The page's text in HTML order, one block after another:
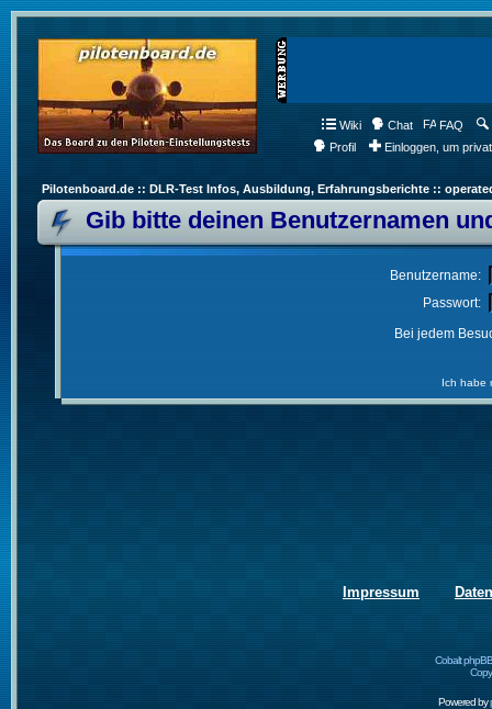
Wiki Chat FAQ
Profil
Einloggen, um
Pilotenboard.de :: DLR-Test Infos, Ausbildung, Erfahrungsberichte ::
Gib bitte deinen Benutzernamen
Benutzername:
Passwort:
Bei jedem
Ich habe
Impressum
Cobalt
Powered by